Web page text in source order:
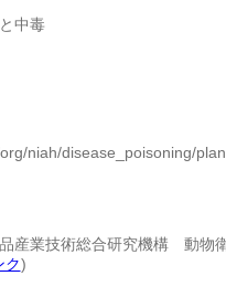
中毒
niah/disease_poisoning/
産業技術総合研究機構 動物
ク)